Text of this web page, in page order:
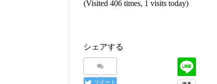
(Visited 406 times, 1 visits today)
シェアする
ツイート